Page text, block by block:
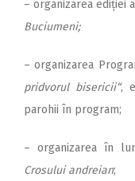
– organizarea ediției
Buciumeni;
– organizarea
pridvorul bisericii“,
parohii în program;
– organizarea în
Crosului andreian;